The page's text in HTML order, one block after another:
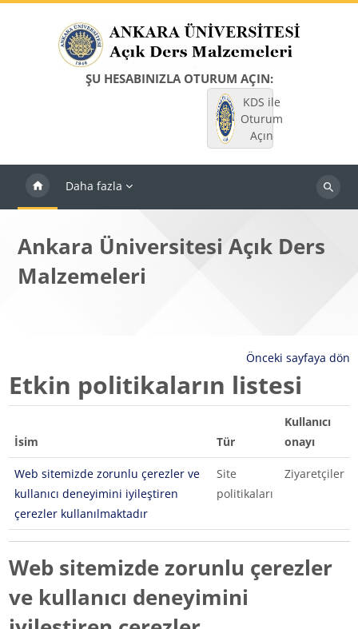
ŞU HESABINIZLA OTURUM AÇIN:
KDS ile
Oturum
Açın
Daha fazla
Dersleri
Ankara Üniversitesi Açık Ders
Malzemeleri
Önceki sayfaya dön
Etkin politikaların listesi
İsim Tür
Kullanıcı
onayı
Web sitemizde zorunlu çerezler ve
kullanıcı deneyimini iyileştiren
çerezler kullanılmaktadır
Site
politikaları
Ziyaretçiler
Web sitemizde zorunlu çerezler
ve kullanıcı deneyimini